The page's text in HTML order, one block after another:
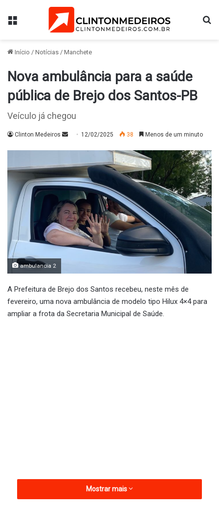
Menu
Início / Notícias / Manchete
Nova ambulância para a saúde
pública de Brejo dos Santos-PB
Veículo já chegou
Clinton Medeiros
Mande
mail
12/02/2025 38 Menos de um minuto
ambulancia 2
A Prefeitura de Brejo dos Santos recebeu, neste mês de
fevereiro, uma nova ambulância de modelo tipo Hilux 4×4 para
ampliar a frota da Secretaria Municipal de Saúde.
Mostrar mais